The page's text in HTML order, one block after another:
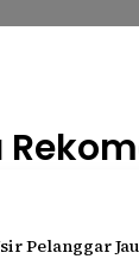
Pelanggar